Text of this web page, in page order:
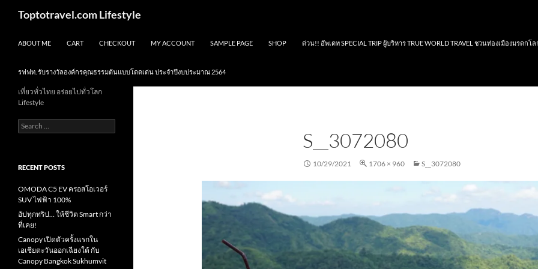
Toptotravel.com Lifestyle
ABOUT ME CART CHECKOUT MY ACCOUNT SAMPLE PAGE SHOP ด่วน!! อัพเดท SPECIAL TRIP ผู้บริหาร TRUE WORLD TRAVEL ชวนท่องเมืองมรดกโล
รฟฟท. รับรางวัลองค์กรคุณธรรมต้นแบบโดดเด่น ประจำปีงบประมาณ 2564
S__3072080
10/29/2021 1706 × 960 S__3072080
เที่ยวทั่วไทย อร่อยไปทั่วโลก
Lifestyle
Search
for:
RECENT POSTS
OMODA C5 EV ครอสโอเวอร์
SUV ไฟฟ้า 100%
อัปทุกทริป… ให้ชีวิต Smart กว่า
ที่เคย!
Canopy เปิดตัวครั้งแรกใน
เอเชียตะวันออกเฉียงใต้ กับ
Canopy Bangkok Sukhumvit